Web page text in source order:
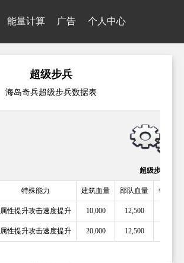
能量计算 广告 个人中心
超级步兵
海岛奇兵超级步兵数据表
超级步兵
特殊能力 建筑血量 部队血量 每秒伤
属性提升攻击速度提升 10,000 12,500
属性提升攻击速度提升 20,000 12,500